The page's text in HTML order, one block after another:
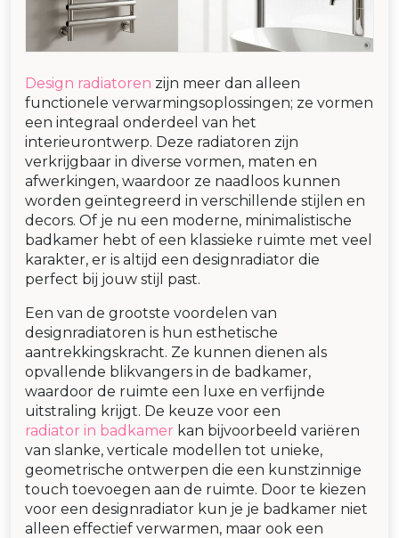
Design radiatoren zijn meer dan alleen
functionele verwarmingsoplossingen; ze vormen
een integraal onderdeel van het
interieurontwerp. Deze radiatoren zijn
verkrijgbaar in diverse vormen, maten en
afwerkingen, waardoor ze naadloos kunnen
worden geïntegreerd in verschillende stijlen en
decors. Of je nu een moderne, minimalistische
badkamer hebt of een klassieke ruimte met veel
karakter, er is altijd een designradiator die
perfect bij jouw stijl past.
Een van de grootste voordelen van
designradiatoren is hun esthetische
aantrekkingskracht. Ze kunnen dienen als
opvallende blikvangers in de badkamer,
waardoor de ruimte een luxe en verfijnde
uitstraling krijgt. De keuze voor een
radiator in badkamer kan bijvoorbeeld variëren
van slanke, verticale modellen tot unieke,
geometrische ontwerpen die een kunstzinnige
touch toevoegen aan de ruimte. Door te kiezen
voor een designradiator kun je je badkamer niet
alleen effectief verwarmen, maar ook een